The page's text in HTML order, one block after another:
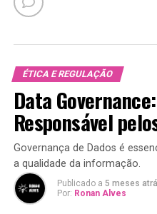
ÉTICA E REGULAÇÃO
Data
Responsável
Governança de Dados é
a qualidade da informação.
Publicado a 5 meses
Por: Ronan Alves